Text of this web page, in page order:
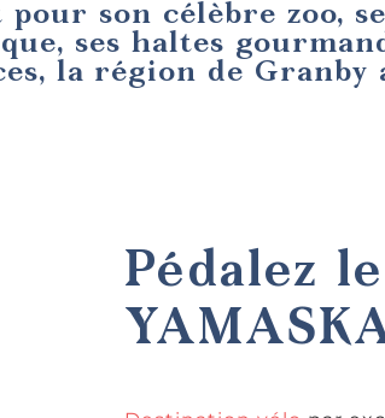
pour son célèbre zoo,
ses haltes
la région de
Pédalez